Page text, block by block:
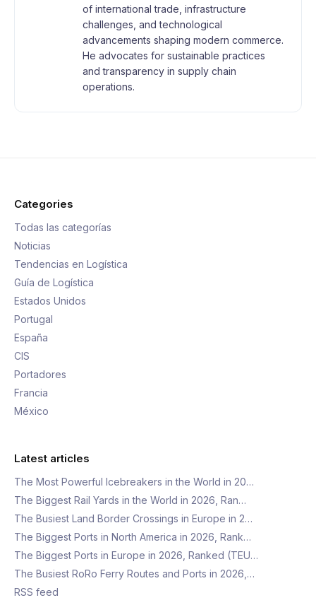
of international trade, infrastructure
challenges, and technological
advancements shaping modern commerce.
He advocates for sustainable practices
and transparency in supply chain
operations.
Categories
Todas las categorías
Noticias
Tendencias en Logística
Guía de Logística
Estados Unidos
Portugal
España
CIS
Portadores
Francia
México
Latest articles
The Most Powerful Icebreakers in the World in 20…
The Biggest Rail Yards in the World in 2026, Ran…
The Busiest Land Border Crossings in Europe in 2…
The Biggest Ports in North America in 2026, Rank…
The Biggest Ports in Europe in 2026, Ranked (TEU…
The Busiest RoRo Ferry Routes and Ports in 2026,…
RSS feed